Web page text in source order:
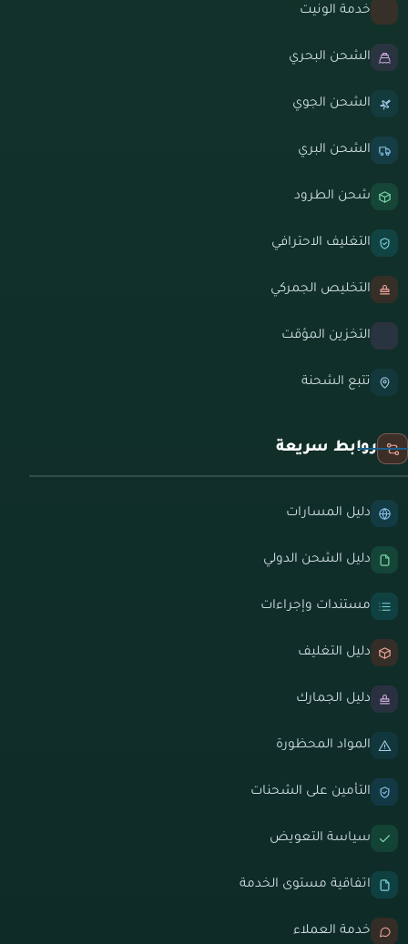
خدمة الونيت
الشحن البحري
الشحن الجوي
الشحن البري
شحن الطرود
التغليف الاحترافي
التخليص الجمركي
التخزين المؤقت
تتبع الشحنة
روابط سريعة
دليل المسارات
دليل الشحن الدولي
مستندات وإجراءات
دليل التغليف
دليل الجمارك
المواد المحظورة
التأمين على الشحنات
سياسة التعويض
اتفاقية مستوى الخدمة
خدمة العملاء